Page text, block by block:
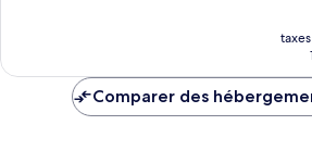
Comparer des